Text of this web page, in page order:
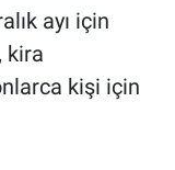
ayı için
kira
kişi için